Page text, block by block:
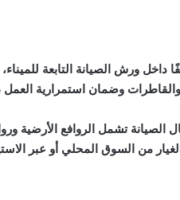
ورش الصيانة التابعة
وضمان استمرارية
تشمل الروافع الأرضية
من السوق المحلي أو عبر